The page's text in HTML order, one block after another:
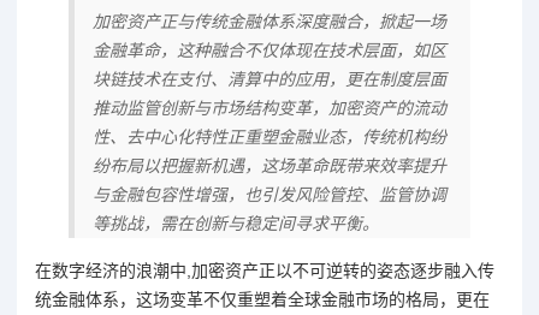
加密资产正与传统金融体系深度融合，掀起一场
金融革命，这种融合不仅体现在技术层面，如区
块链技术在支付、清算中的应用，更在制度层面
推动监管创新与市场结构变革，加密资产的流动
性、去中心化特性正重塑金融业态，传统机构纷
纷布局以把握新机遇，这场革命既带来效率提升
与金融包容性增强，也引发风险管控、监管协调
等挑战，需在创新与稳定间寻求平衡。
在数字经济的浪潮中,加密资产正以不可逆转的姿态逐步融入传
统金融体系，这场变革不仅重塑着全球金融市场的格局，更在